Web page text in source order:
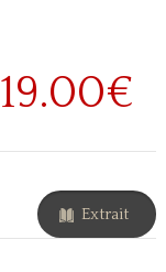
19.00€
Extrait